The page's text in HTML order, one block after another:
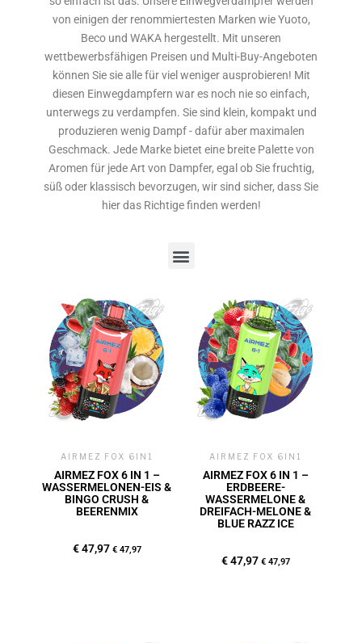
von einigen der renommiertesten Marken wie Yuoto,
Beco und WAKA hergestellt. Mit unseren
wettbewerbsfähigen Preisen und Multi-Buy-Angeboten
können Sie sie alle für viel weniger ausprobieren! Mit
diesen Einwegdampfern war es noch nie so einfach,
unterwegs zu verdampfen. Sie sind klein, kompakt und
produzieren wenig Dampf - dafür aber maximalen
Geschmack. Jede Marke bietet eine breite Palette von
Aromen für jede Art von Dampfer, egal ob Sie fruchtig,
süß oder klassisch bevorzugen, wir sind sicher, dass Sie
hier das Richtige finden werden!
AIRMEZ FOX 6IN1
AIRMEZ FOX 6 IN 1 –
WASSERMELONEN-EIS &
BINGO CRUSH &
BEERENMIX
€47,97 €47,97
AIRMEZ FOX 6IN1
AIRMEZ FOX 6 IN 1 –
ERDBEERE-
WASSERMELONE &
DREIFACH-MELONE &
BLUE RAZZ ICE
€47,97 €47,97